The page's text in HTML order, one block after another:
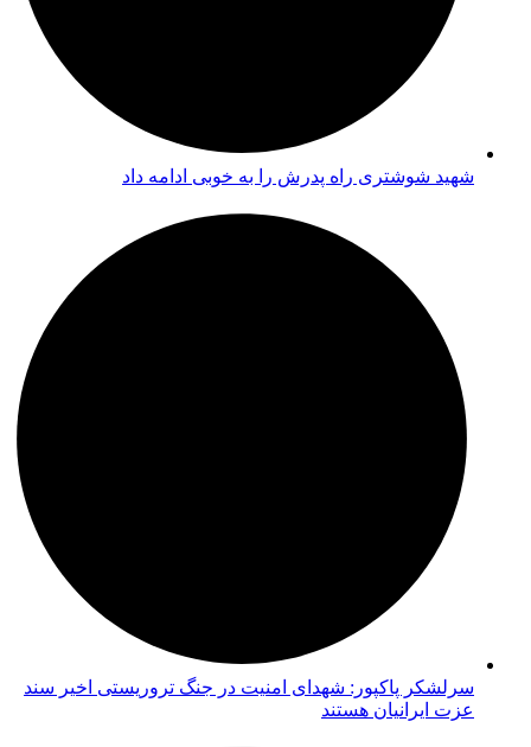
شهید شوشتری راه پدرش را به خوبی ادامه داد
سرلشکر پاکپور: شهدای امنیت در جنگ تروریستی اخیر سند
عزت ایرانیان هستند